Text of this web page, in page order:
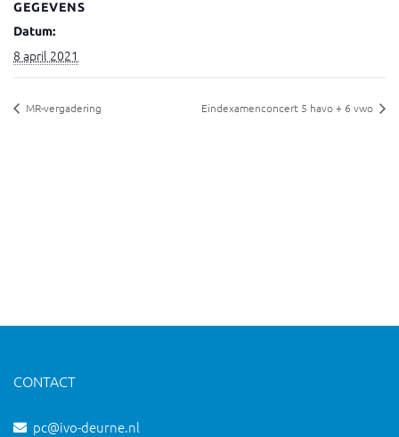
GEGEVENS
Datum:
8 april 2021
MR-vergadering Eindexamenconcert 5 havo + 6 vwo
CONTACT
pc@ivo-deurne.nl